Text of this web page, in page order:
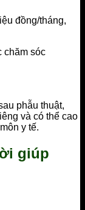
đồng/tháng,
chăm sóc
phẫu thuật,
và có thể cao
y tế.
giúp